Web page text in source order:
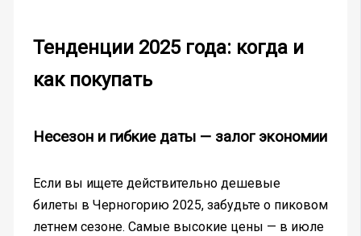
Тенденции 2025 года: когда и
как покупать
Несезон и гибкие даты — залог экономии
Если вы ищете действительно дешевые
билеты в Черногорию 2025, забудьте о пиковом
летнем сезоне. Самые высокие цены — в июле